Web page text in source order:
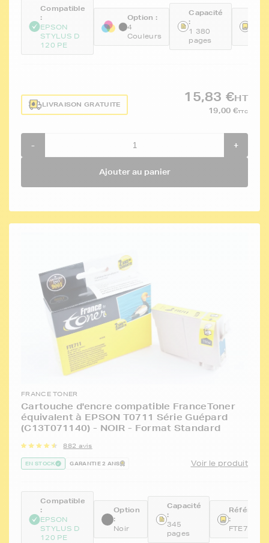
Compatible
:
EPSON
STYLUS D
120 PE
Option :
4
Couleurs
Capacité
:
1 380
pages
LIVRAISON GRATUITE
15,83 €HT
19,00 €TTC
- +
Ajouter au panier
FRANCE TONER
Cartouche d'encre compatible FranceToner
équivalent à EPSON T0711 Série Guépard
(C13T071140) - NOIR - Format Standard
882 avis
EN STOCK GARANTIE 2 ANS Voir le produit
Compatible
:
EPSON
STYLUS D
120 PE
Option
:
Noir
Capacité
:
345
pages
:
FTE711